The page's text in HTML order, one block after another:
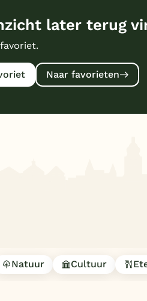
later terug
Naar favorieten
Natuur Cultuur